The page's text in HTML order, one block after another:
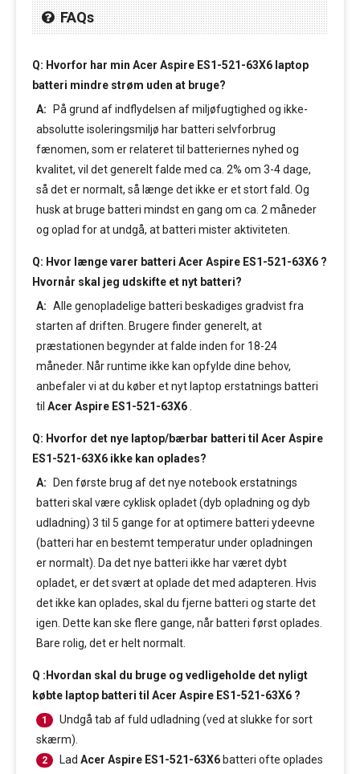
FAQs
Q: Hvorfor har min Acer Aspire ES1-521-63X6 laptop
batteri mindre strøm uden at bruge?
A:
På grund af indflydelsen af miljøfugtighed og ikke-
absolutte isoleringsmiljø har batteri selvforbrug
fænomen, som er relateret til batteriernes nyhed og
kvalitet, vil det generelt falde med ca. 2% om 3-4 dage,
så det er normalt, så længe det ikke er et stort fald. Og
husk at bruge batteri mindst en gang om ca. 2 måneder
og oplad for at undgå, at batteri mister aktiviteten.
Q: Hvor længe varer batteri Acer Aspire ES1-521-63X6 ?
Hvornår skal jeg udskifte et nyt batteri?
A: Alle genopladelige batteri beskadiges gradvist fra
starten af driften. Brugere finder generelt, at
præstationen begynder at falde inden for 18-24
måneder. Når runtime ikke kan opfylde dine behov,
anbefaler vi at du køber et nyt laptop erstatnings batteri
til Acer Aspire ES1-521-63X6
Q: Hvorfor det nye laptop/bærbar batteri til Acer Aspire
ES1-521-63X6 ikke kan oplades?
A:
Den første brug af det nye notebook erstatnings
batteri skal være cyklisk opladet (dyb opladning og dyb
udladning) 3 til 5 gange for at optimere batteri ydeevne
(batteri har en bestemt temperatur under opladningen
er normalt). Da det nye batteri ikke har været dybt
opladet, er det svært at oplade det med adapteren. Hvis
det ikke kan oplades, skal du fjerne batteri og starte det
igen. Dette kan ske flere gange, når batteri først oplades.
Bare rolig, det er helt normalt.
Q :Hvordan skal du bruge og vedligeholde det nyligt
købte laptop batteri til Acer Aspire ES1-521-63X6 ?
1
Undgå tab af fuld udladning (ved at slukke for sort
skærm).
2 Lad Acer Aspire ES1-521-63X6 batteri ofte oplades